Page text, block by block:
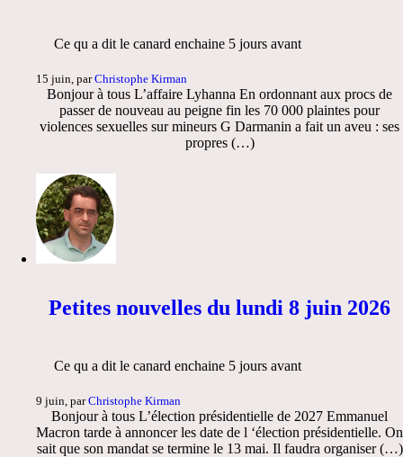
Ce qu a dit le canard enchaine 5 jours avant
15 juin, parChristophe Kirman
Bonjour à tous L’affaire Lyhanna En ordonnant aux procs de
passer de nouveau au peigne fin les 70 000 plaintes pour
violences sexuelles sur mineurs G Darmanin a fait un aveu : ses
propres (…)
Petites nouvelles du lundi 8 juin 2026
Ce qu a dit le canard enchaine 5 jours avant
9 juin, parChristophe Kirman
Bonjour à tous L’élection présidentielle de 2027 Emmanuel
Macron tarde à annoncer les date de l ‘élection présidentielle. On
sait que son mandat se termine le 13 mai. Il faudra organiser (…)